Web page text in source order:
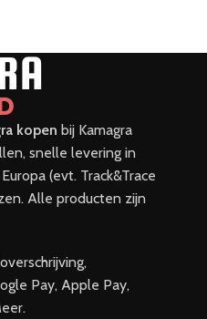
kopen bij Kamagra
snelle levering in
(evt. Track&Trace
Alle producten zijn
Pay, Apple Pay,